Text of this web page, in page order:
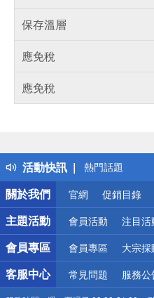
保存溫層
應免稅
應免稅
活動快訊
得獎公告
熱門話題
銀行優惠
偏遠地區配送
詐騙網頁！請
關於我們
官網 促銷目錄
主題活動 會員活動 注目活
會員專區 會員專區 大宗採
客服中心 常見問題 服務公